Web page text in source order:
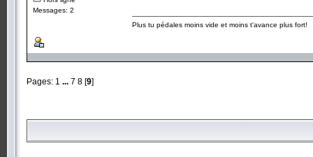
Messages: 2
Plus tu pédales moins vide et moins t'avance plus fort!
Pages: 1 ... 7 8 [9]